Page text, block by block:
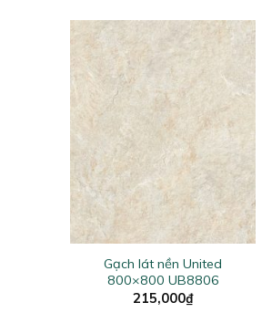
Gạch lát nền United
800×800 UB8806
215,000₫